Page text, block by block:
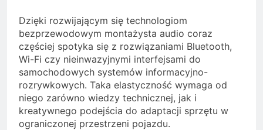
Dzięki rozwijającym się technologiom
bezprzewodowym montażysta audio coraz
częściej spotyka się z rozwiązaniami Bluetooth,
Wi-Fi czy nieinwazyjnymi interfejsami do
samochodowych systemów informacyjno-
rozrywkowych. Taka elastyczność wymaga od
niego zarówno wiedzy technicznej, jak i
kreatywnego podejścia do adaptacji sprzętu w
ograniczonej przestrzeni pojazdu.